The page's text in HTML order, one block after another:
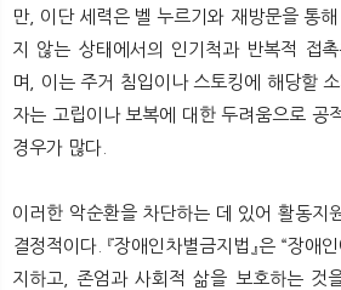
만, 이단 세력은 벨 누르기와 재방문을 통해
지 않는 상태에서의 인기척과 반복적 접
며, 이는 주거 침입이나 스토킹에 해당할
자는 고립이나 보복에 대한 두려움으로 공
경우가 많다.
이러한 악순환을 차단하는 데 있어 활동지
결정적이다. 『장애인차별금지법』은 “장애
지하고, 존엄과 사회적 삶을 보호하는 것